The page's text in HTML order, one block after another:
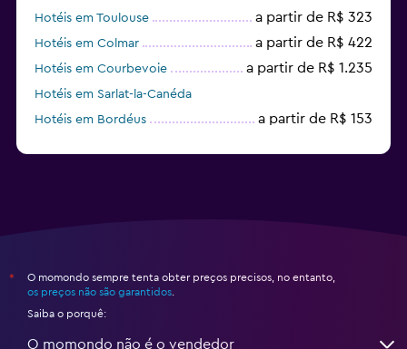
Hotéis em Toulouse a partir de R$ 323
Hotéis em Colmar a partir de R$ 422
Hotéis em Courbevoie a partir de R$ 1.235
Hotéis em Sarlat-la-Canéda
Hotéis em Bordéus
a partir de R$ 153
*
O momondo sempre tenta obter preços precisos, no entanto,
os preços não são garantidos
Saiba o porquê:
O momondo não é o vendedor